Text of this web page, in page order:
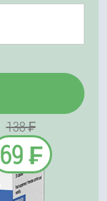
138 ₣
69 ₣